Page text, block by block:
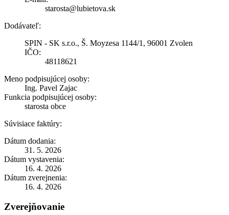
starosta@lubietova.sk
Dodávateľ:
SPIN - SK s.r.o., Š. Moyzesa 1144/1, 96001 Zvolen
IČO:
48118621
Meno podpisujúcej osoby:
Ing. Pavel Zajac
Funkcia podpisujúcej osoby:
starosta obce
Súvisiace faktúry:
Dátum dodania:
31. 5. 2026
Dátum vystavenia:
16. 4. 2026
Dátum zverejnenia:
16. 4. 2026
Zverejňovanie